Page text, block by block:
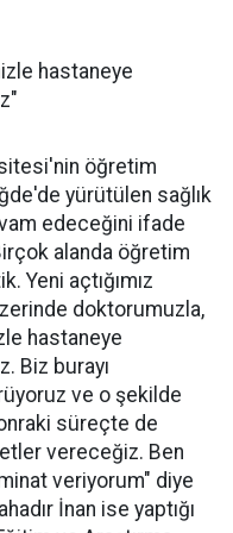
hastaneye
öğretim
yürütülen sağlık
edeceğini ifade
alanda öğretim
Yeni açtığımız
doktorumuzla,
hastaneye
Biz burayı
ve o şekilde
süreçte de
vereceğiz. Ben
veriyorum" diye
İnan ise yaptığı